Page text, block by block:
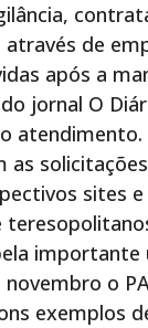
através de
após a
jornal O
as
sites
importante
novembro o
exemplos